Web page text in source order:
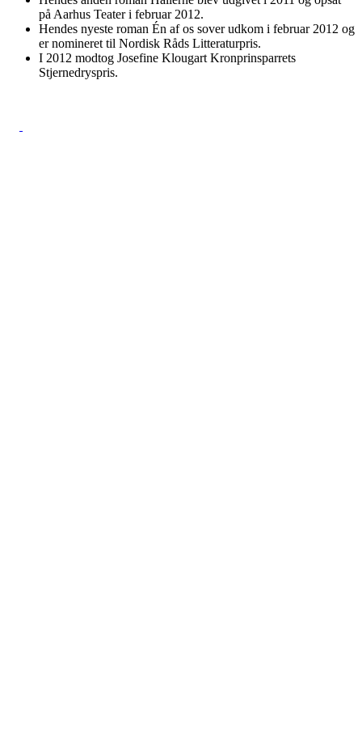
på Aarhus Teater i februar 2012.
Hendes nyeste roman Én af os sover udkom i februar 2012 og
er nomineret til Nordisk Råds Litteraturpris.
I 2012 modtog Josefine Klougart Kronprinsparrets
Stjernedryspris.